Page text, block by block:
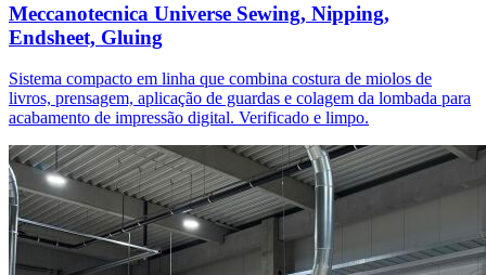
Meccanotecnica Universe Sewing, Nipping,
Endsheet, Gluing
Sistema compacto em linha que combina costura de miolos de
livros, prensagem, aplicação de guardas e colagem da lombada para
acabamento de impressão digital. Verificado e limpo.